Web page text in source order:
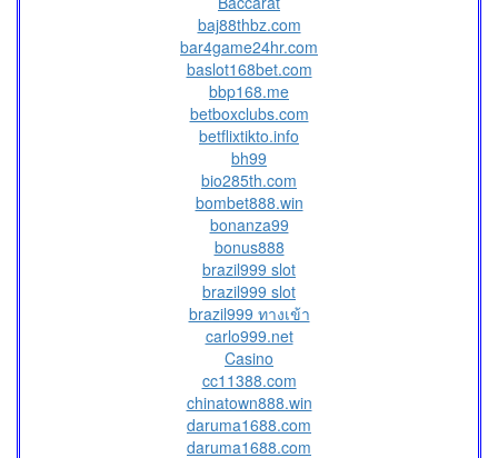
baj88thbz.com
bar4game24hr.com
baslot168bet.com
bbp168.me
betboxclubs.com
betflixtikto.info
bh99
bio285th.com
bombet888.win
bonanza99
bonus888
brazil999 slot
brazil999 slot
brazil999 ทางเข้า
carlo999.net
Casino
cc11388.com
chinatown888.win
daruma1688.com
daruma1688.com